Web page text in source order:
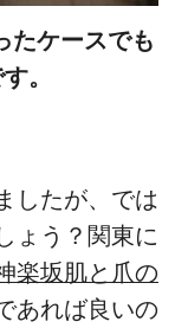
たケースでも
。
したが、では
ょう？関東に
楽坂肌と爪の
あれば良いの